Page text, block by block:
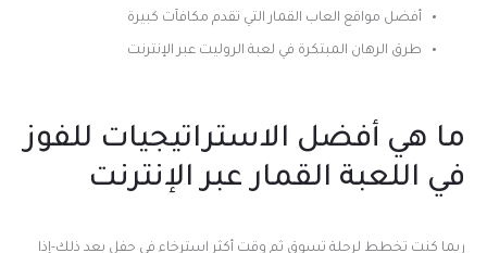
أفضل مواقع العاب القمار التي تقدم مكافآت كبيرة
طرق الرهان المبتكرة في لعبة الروليت عبر الإنترنت
ما هي أفضل الاستراتيجيات للفوز
في اللعبة القمار عبر الإنترنت
ربما كنت تخطط لرحلة تسوق ثم وقت أكثر استرخاء في حفل بعد ذلك-إذا